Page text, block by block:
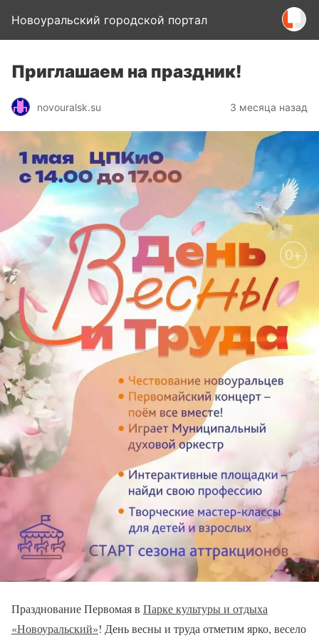
Новоуральский городской портал
Приглашаем на праздник!
novouralsk.su 3 месяца назад
Празднование Первомая в Парке культуры и отдыха
«Новоуральский»! День весны и труда отметим ярко, весело